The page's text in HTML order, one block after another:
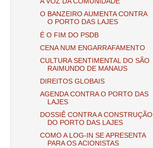
O BANZEIRO AUMENTA CONTRA
O PORTO DAS LAJES
É O FIM DO PSDB
CENA NUM ENGARRAFAMENTO
CULTURA SENTIMENTAL DO SÃO
RAIMUNDO DE MANAUS
DIREITOS GLOBAIS
AGENDA CONTRA O PORTO DAS
LAJES
DOSSIÊ CONTRA A CONSTRUÇÃO
DO PORTO DAS LAJES
COMO A LOG-IN SE APRESENTA
PARA OS ACIONISTAS